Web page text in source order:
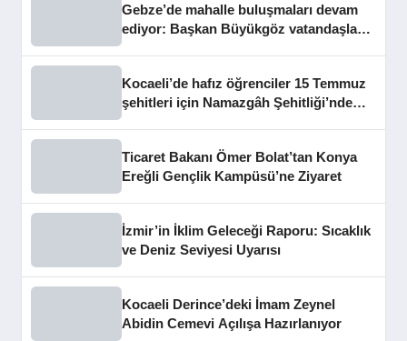
Gebze’de mahalle buluşmaları devam
ediyor: Başkan Büyükgöz vatandaşları
Kocaeli’de hafız öğrenciler 15 Temmuz
şehitleri için Namazgâh Şehitliği’nde
Ticaret Bakanı Ömer Bolat’tan Konya
Ereğli Gençlik Kampüsü’ne Ziyaret
İzmir’in İklim Geleceği Raporu: Sıcaklık
ve Deniz Seviyesi Uyarısı
Kocaeli Derince’deki İmam Zeynel
Abidin Cemevi Açılışa Hazırlanıyor